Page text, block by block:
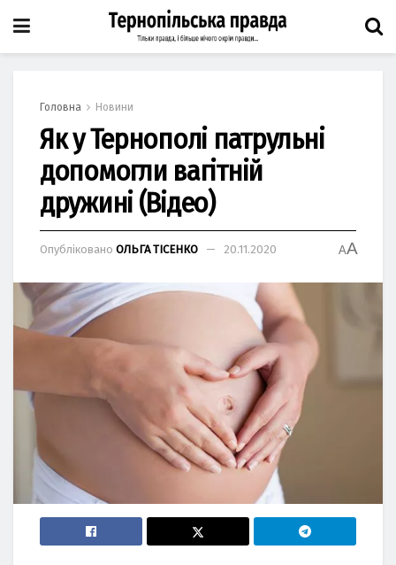
Головна Новини
Як у Тернополі патрульні
допомогли вагітній
дружині (Відео)
Опубліковано ОЛЬГА ТІСЕНКО 20.11.2020 AA